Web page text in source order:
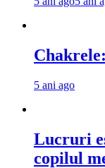
5 ani ago
Lucruri
copilul